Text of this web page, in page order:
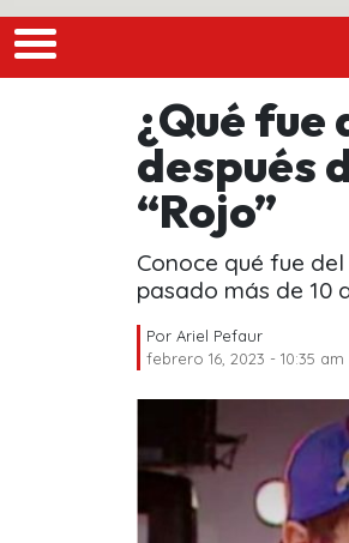
¿Qué fue
después
“Rojo”
Conoce qué fue
pasado más de 10
Por Ariel Pefaur
febrero 16, 2023 - 10:35 am